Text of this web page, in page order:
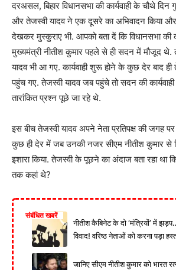
दरअसल, बिहार विधानसभा की कार्यवाही के चौथे दिन
और तेजस्वी यादव ने एक दूसरे का अभिवादन किया
देखकर मुस्कुराए भी. आपको बता दें कि विधानसभा की
मुख्यमंत्री नीतीश कुमार पहले से ही सदन में मौजूद थे.
यादव भी आ गए. कार्यवाही शुरू होने के कुछ देर बाद ही
पहुंच गए. तेजस्वी यादव जब पहुंचे तो सदन की
तारांकित प्रश्न पूछे जा रहे थे.
इस बीच तेजस्वी यादव अपने नेता प्रतिपक्ष की जगह
कुछ ही देर में जब उनकी नजर सीएम नीतीश कुमार से
इशारा किया. तेजस्वी के पूछने का अंदाज बता रहा था
तक कहां थे?
संबंधित खबरें
नीतीश कैबिनेट के दो ‘मंत्रियों’ में
विवाद! वरिष्ठ नेताओं को करना पड़ा
जानिए सीएम नीतीश कुमार को भारत